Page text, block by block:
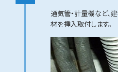
通気管・計量機など、
材を挿入取付します。